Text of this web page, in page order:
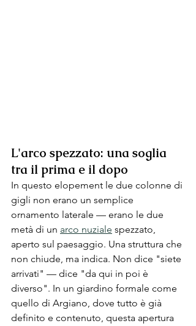
L'arco spezzato: una soglia
tra il prima e il dopo
In questo elopement le due colonne di
gigli non erano un semplice
ornamento laterale — erano le due
metà di un arco nuziale spezzato,
aperto sul paesaggio. Una struttura che
non chiude, ma indica. Non dice "siete
arrivati" — dice "da qui in poi è
diverso". In un giardino formale come
quello di Argiano, dove tutto è già
definito e contenuto, questa apertura